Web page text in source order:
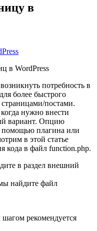
в
в WordPress
потребность в
более быстрого
постами.
нужно внести
вариант. Опцию
помощью плагина или
в этой статье
кода в файл function.php.
в раздел внешний
найдите файл
рекомендуется